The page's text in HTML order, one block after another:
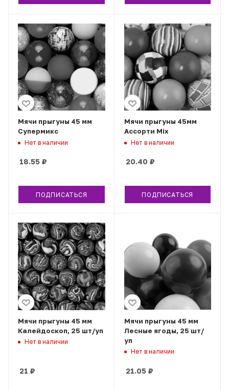
Мячи прыгуны 45 мм
Супермикс
Нет в наличии
18.55 ₽
ПОДПИСАТЬСЯ
Мячи прыгуны 45мм
Ассорти Mix
Нет в наличии
20.40 ₽
ПОДПИСАТЬСЯ
Мячи прыгуны 45 мм
Калейдоскоп, 25 шт/уп
Нет в наличии
21 ₽
Мячи прыгуны 45 мм
Лесные ягоды, 25 шт/
уп
Нет в наличии
21.05₽